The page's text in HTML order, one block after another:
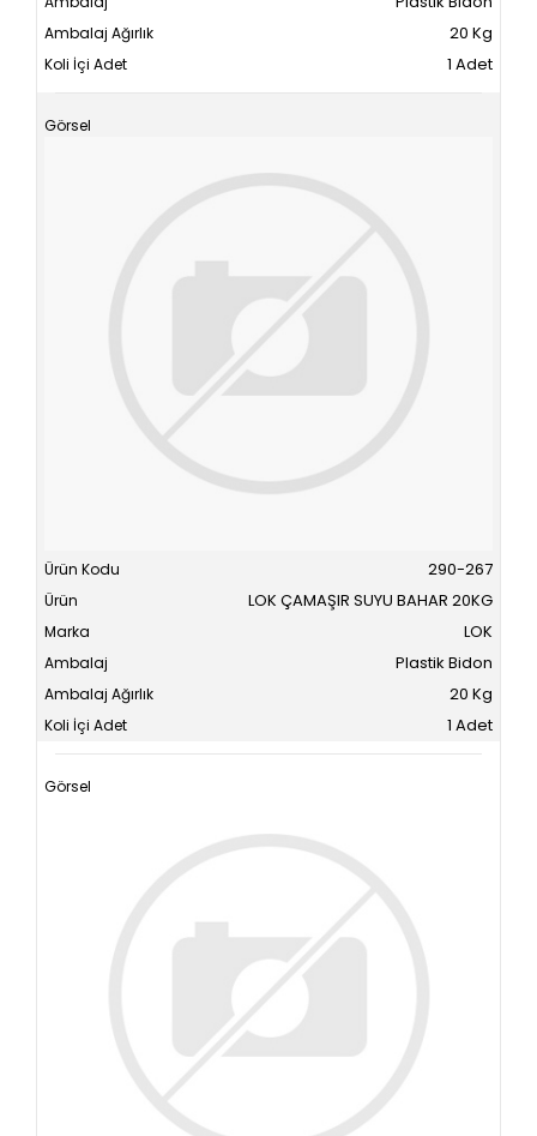
20 Kg
1 Adet
290-267
LOK ÇAMAŞIR SUYU BAHAR 20KG
LOK
Plastik Bidon
20 Kg
1 Adet